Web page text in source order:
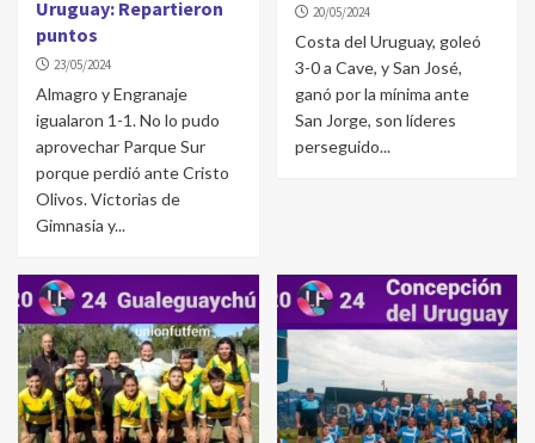
Uruguay: Repartieron
puntos
23/05/2024
Almagro y Engranaje
igualaron 1-1. No lo pudo
aprovechar Parque Sur
porque perdió ante Cristo
Olivos. Victorias de
Gimnasia y...
20/05/2024
Costa del Uruguay, goleó
3-0 a Cave, y San José,
ganó por la mínima ante
San Jorge, son líderes
perseguido...